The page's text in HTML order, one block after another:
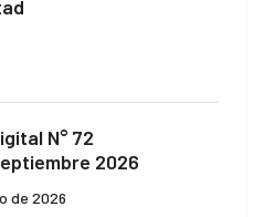
N° 72
2026
de 2026